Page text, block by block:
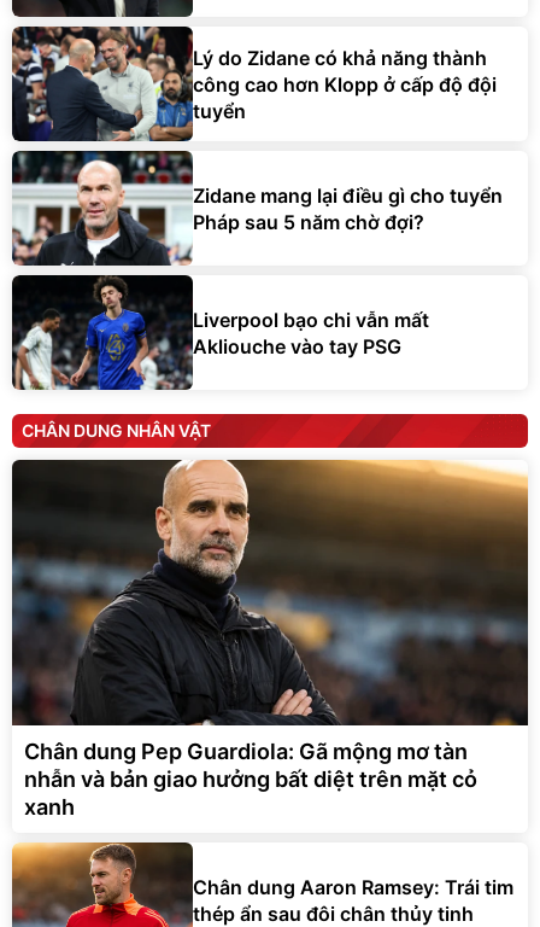
Lý do Zidane có khả năng thành
công cao hơn Klopp ở cấp độ đội
tuyển
Zidane mang lại điều gì cho tuyển
Pháp sau 5 năm chờ đợi?
Liverpool bạo chi vẫn mất
Akliouche vào tay PSG
CHÂN DUNG NHÂN VẬT
Chân dung Pep Guardiola: Gã mộng mơ tàn
nhẫn và bản giao hưởng bất diệt trên mặt cỏ
xanh
Chân dung Aaron Ramsey: Trái tim
thép ẩn sau đôi chân thủy tinh